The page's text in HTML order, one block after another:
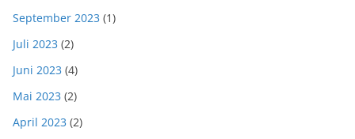
September 2023 (1)
Juli 2023 (2)
Juni 2023 (4)
Mai 2023 (2)
April 2023 (2)